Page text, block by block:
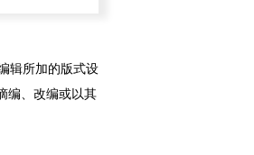
辑所加的版式设
编、改编或以其